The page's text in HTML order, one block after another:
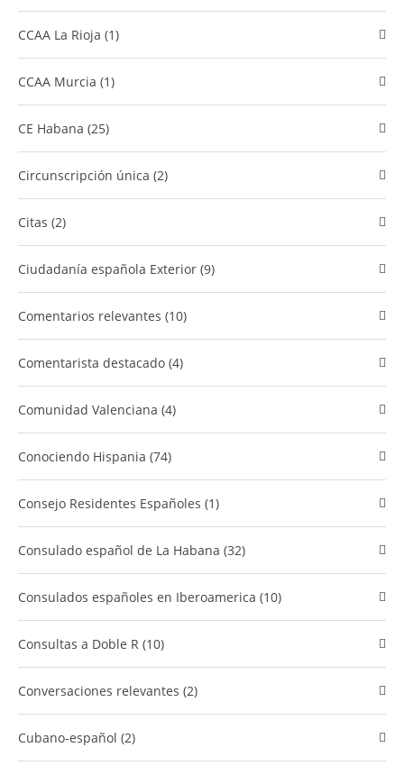
CCAA La Rioja (1)
CCAA Murcia (1)
CE Habana (25)
Circunscripción única (2)
Citas (2)
Ciudadanía española Exterior (9)
comentarios relevantes (10)
Comentarista destacado (4)
Comunidad Valenciana (4)
​Conociendo Hispania (74)
Consejo Residentes Españoles (1)
Consulado español de La Habana (32)
Consulados españoles en Iberoamerica (10)
Consultas a Doble R (10)
Conversaciones relevantes (2)
cubano-español (2)